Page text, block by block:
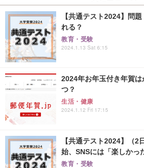
【共通テスト2024】問
れる？
教育・受験
2024.1.13 Sat 6:15
2024年お年玉付き年賀
つ？
生活・健康
2024.1.12 Fri 17:15
【共通テスト2024】（2
始、SNSには「楽しかっ
教育・受験